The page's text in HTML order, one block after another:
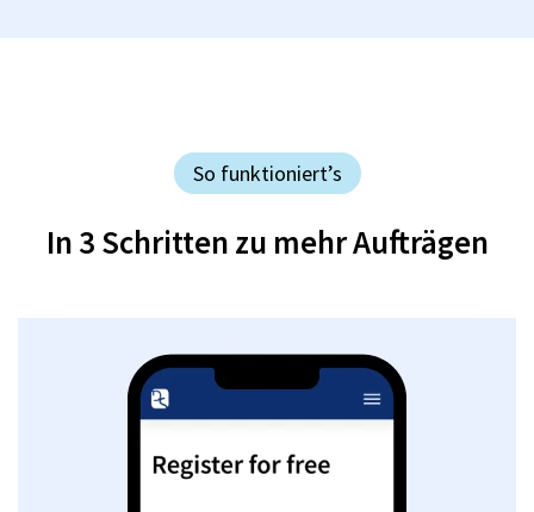
So funktioniert’s
In 3 Schritten zu mehr Aufträgen